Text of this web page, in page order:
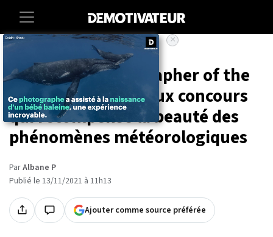
Art-photographie
« Weather Photographer of the
Year » : le prestigieux concours
qui récompense la beauté des
phénomènes météorologiques
ParAlbane P
Publié le 13/11/2021 à 11h13
Ajouter comme source préférée
×